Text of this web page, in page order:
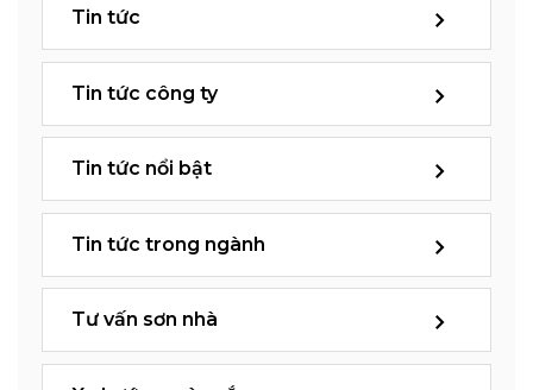
Tin tức
Tin tức công ty
Tin tức nổi bật
Tin tức trong ngành
Tư vấn sơn nhà